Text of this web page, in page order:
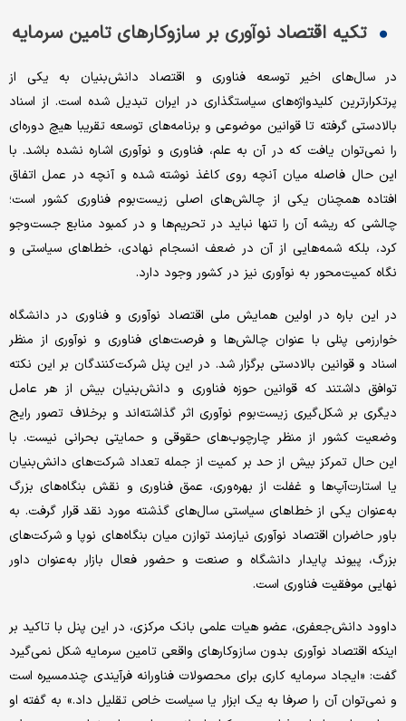
تکیه اقتصاد نوآوری بر سازوکارهای تامین سرمایه
در سال‌های اخیر توسعه فناوری و اقتصاد دانش‌بنیان به یکی از
پرتکرارترین کلیدواژه‌های سیاستگذاری در ایران تبدیل شده است. از اسناد
بالادستی گرفته تا قوانین موضوعی و برنامه‌های توسعه تقریبا هیچ دوره‌ای
را نمی‌توان یافت که در آن به علم، فناوری و نوآوری اشاره نشده باشد. با
این حال فاصله میان آنچه روی کاغذ نوشته شده و آنچه در عمل اتفاق
افتاده همچنان یکی از چالش‌های اصلی زیست‌بوم فناوری کشور است؛
چالشی که ریشه آن را تنها نباید در تحریم‌ها و در کمبود منابع جست‌وجو
کرد، بلکه شمه‌هایی از آن در ضعف انسجام نهادی، خطاهای سیاستی و
نگاه کمیت‌محور به نوآوری نیز در کشور وجود دارد.
در این باره در اولین همایش ملی اقتصاد نوآوری و فناوری در دانشگاه
خوارزمی پنلی با عنوان چالش‌ها و فرصت‌های فناوری و نوآوری از منظر
اسناد و قوانین بالادستی برگزار شد. در این پنل شرکت‌کنندگان بر این نکته
توافق داشتند که قوانین حوزه فناوری و دانش‌بنیان بیش از هر عامل
دیگری بر شکل‌گیری زیست‌بوم نوآوری اثر گذاشته‌اند و برخلاف تصور رایج
وضعیت کشور از منظر چارچوب‌های حقوقی و حمایتی بحرانی نیست. با
این حال تمرکز بیش از حد بر کمیت از جمله تعداد شرکت‌های دانش‌بنیان
یا استارت‌آپ‌ها و غفلت از بهره‌وری، عمق فناوری و نقش بنگاه‌های بزرگ
به‌عنوان یکی از خطاهای سیاستی سال‌های گذشته مورد نقد قرار گرفت. به
باور حاضران اقتصاد نوآوری نیازمند توازن میان بنگاه‌های نوپا و شرکت‌های
بزرگ، پیوند پایدار دانشگاه و صنعت و حضور فعال بازار به‌عنوان داور
نهایی موفقیت فناوری است.
داوود دانش‌جعفری، عضو هیات علمی بانک مرکزی، در این پنل با تاکید بر
اینکه اقتصاد نوآوری بدون سازوکارهای واقعی تامین سرمایه شکل نمی‌گیرد
گفت: «ایجاد سرمایه کاری برای محصولات فناورانه فرآیندی چندمسیره است
و نمی‌توان آن را صرفا به یک ابزار یا سیاست خاص تقلیل داد.» به گفته او